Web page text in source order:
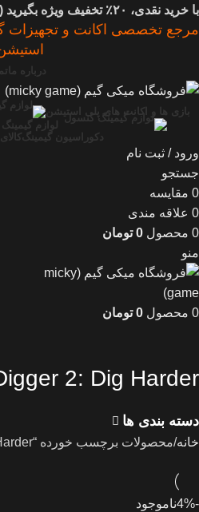
با خرید نقدی، ۲۰٪ تخفیف ویژه بگیرید (
مرجع تخصصی اکانت و تجهیزات
درباره ما
بازی ها و اکانت های پلی استیشن
لوازم
دکوراسیون گیمینگ
ورود / ثبت نام
جستجو
0 مقایسه
0 علاقه مندی
0 محصول 0 تومان
منو
0 محصول 0 تومان
2: Dig Harder
دسته بندی ها
خانه محصولات برچسب خورده “Cave Digger 2: Dig Harder”
-4% ناموجود